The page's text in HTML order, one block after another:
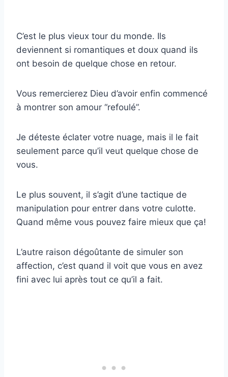
C’est le plus vieux tour du monde. Ils
deviennent si romantiques et doux quand ils
ont besoin de quelque chose en retour.
Vous remercierez Dieu d’avoir enfin commencé
à montrer son amour “refoulé”.
Je déteste éclater votre nuage, mais il le fait
seulement parce qu’il veut quelque chose de
vous.
Le plus souvent, il s’agit d’une tactique de
manipulation pour entrer dans votre culotte.
Quand même vous pouvez faire mieux que ça!
L’autre raison dégoûtante de simuler son
affection, c’est quand il voit que vous en avez
fini avec lui après tout ce qu’il a fait.